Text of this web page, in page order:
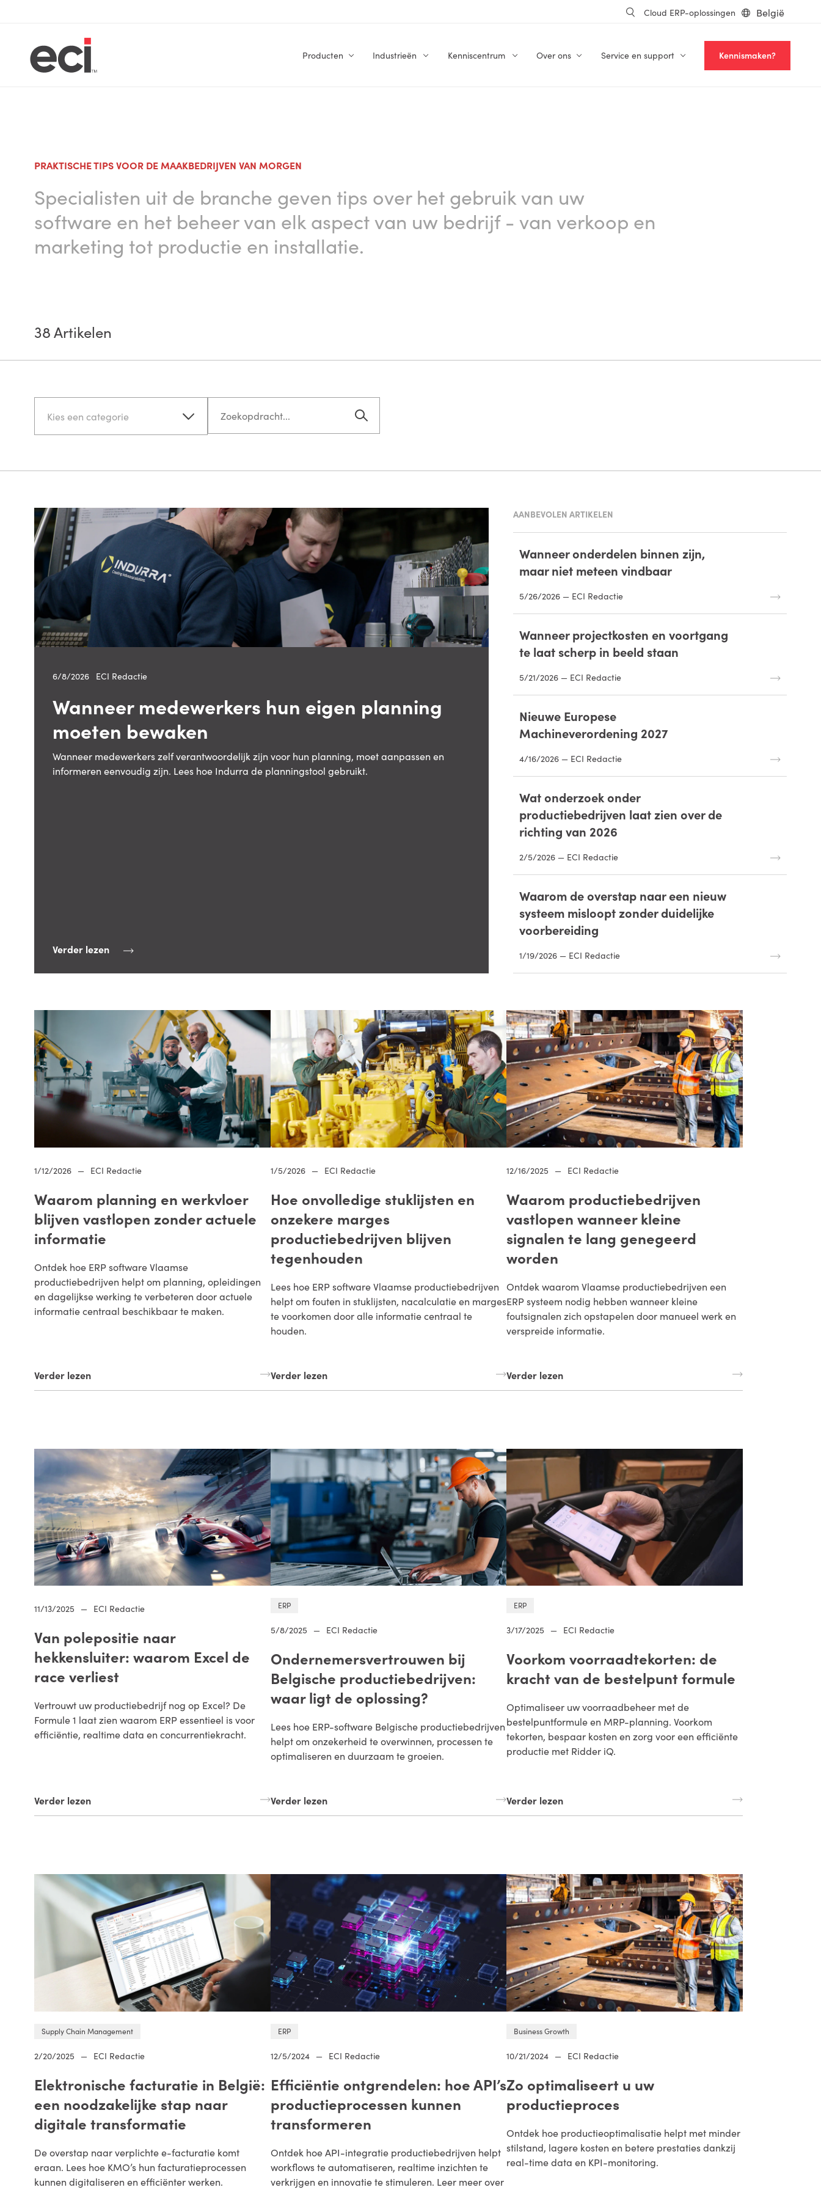
Cloud ERP-oplossingen België
Producten Industrieën Kenniscentrum Over ons Service en support Kennismaken?
PRAKTISCHE TIPS VOOR DE MAAKBEDRIJVEN VAN MORGEN
Specialisten uit de branche geven tips over het gebruik van uw
software en het beheer van elk aspect van uw bedrijf - van verkoop en
marketing tot productie en installatie.
38Artikelen
Kies een categorie
6/8/2026 ECI Redactie
Wanneer medewerkers hun eigen planning
moeten bewaken
Wanneer medewerkers zelf verantwoordelijk zijn voor hun planning, moet aanpassen en
informeren eenvoudig zijn. Lees hoe Indurra de planningstool gebruikt.
Verder lezen
AANBEVOLEN ARTIKELEN
Wanneer onderdelen binnen zijn,
maar niet meteen vindbaar
5/26/2026 — ECI Redactie
Wanneer projectkosten en voortgang
te laat scherp in beeld staan
5/21/2026 — ECI Redactie
Nieuwe Europese
Machineverordening 2027
4/16/2026 — ECI Redactie
Wat onderzoek onder
productiebedrijven laat zien over de
richting van 2026
2/5/2026 — ECI Redactie
Waarom de overstap naar een nieuw
systeem misloopt zonder duidelijke
voorbereiding
1/19/2026 — ECI Redactie
1/12/2026 — ECI Redactie
Waarom planning en werkvloer
blijven vastlopen zonder actuele
informatie
Ontdek hoe ERP software Vlaamse
productiebedrijven helpt om planning, opleidingen
en dagelijkse werking te verbeteren door actuele
informatie centraal beschikbaar te maken.
Verder lezen
1/5/2026 — ECI Redactie
Hoe onvolledige stuklijsten en
onzekere marges
productiebedrijven blijven
tegenhouden
Lees hoe ERP software Vlaamse productiebedrijven
helpt om fouten in stuklijsten, nacalculatie en marges
te voorkomen door alle informatie centraal te
houden.
Verder lezen
12/16/2025 — ECI Redactie
Waarom productiebedrijven
vastlopen wanneer kleine
signalen te lang genegeerd
worden
Ontdek waarom Vlaamse productiebedrijven een
ERP systeem nodig hebben wanneer kleine
foutsignalen zich opstapelen door manueel werk en
verspreide informatie.
Verder lezen
11/13/2025 — ECI Redactie
Van polepositie naar
hekkensluiter: waarom Excel de
race verliest
Vertrouwt uw productiebedrijf nog op Excel? De
Formule 1 laat zien waarom ERP essentieel is voor
efficiëntie, realtime data en concurrentiekracht.
Verder lezen
ERP
5/8/2025 — ECI Redactie
Ondernemersvertrouwen bij
Belgische productiebedrijven:
waar ligt de oplossing?
Lees hoe ERP-software Belgische productiebedrijven
helpt om onzekerheid te overwinnen, processen te
optimaliseren en duurzaam te groeien.
Verder lezen
ERP
3/17/2025 — ECI Redactie
Voorkom voorraadtekorten: de
kracht van de bestelpunt formule
Optimaliseer uw voorraadbeheer met de
bestelpuntformule en MRP-planning. Voorkom
tekorten, bespaar kosten en zorg voor een efficiënte
productie met Ridder iQ.
Verder lezen
Supply Chain Management
2/20/2025 — ECI Redactie
Elektronische facturatie in België:
een noodzakelijke stap naar
digitale transformatie
De overstap naar verplichte e-facturatie komt
eraan. Lees hoe KMO’s hun facturatieprocessen
kunnen digitaliseren en efficiënter werken.
ERP
12/5/2024 — ECI Redactie
Efficiëntie ontgrendelen: hoe API’s
productieprocessen kunnen
transformeren
Ontdek hoe API-integratie productiebedrijven helpt
workflows te automatiseren, realtime inzichten te
verkrijgen en innovatie te stimuleren. Leer meer over
Business Growth
10/21/2024 — ECI Redactie
Zo optimaliseert u uw
productieproces
Ontdek hoe productieoptimalisatie helpt met minder
stilstand, lagere kosten en betere prestaties dankzij
real-time data en KPI-monitoring.